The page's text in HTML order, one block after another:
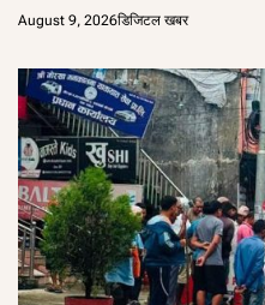
August 9, 2026डिजिटल खबर